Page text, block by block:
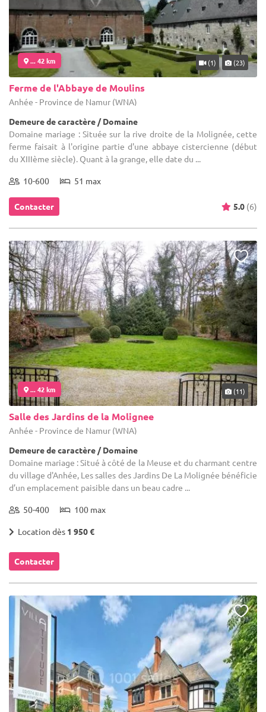
... 42 km (1) (23)
Ferme de l'Abbaye de Moulins
Anhée - Province de Namur (WNA)
Demeure de caractère / Domaine
Domaine mariage : Située sur la rive droite de la Molignée, cette
ferme faisait à l'origine partie d'une abbaye cistercienne (début
du XIIIème siècle). Quant à la grange, elle date du ...
10-600 51 max
Contacter 5.0 (6)
... 42 km (11)
Salle des Jardins de la Molignee
Anhée - Province de Namur (WNA)
Demeure de caractère / Domaine
Domaine mariage : Situé à côté de la Meuse et du charmant centre
du village d'Anhée, Les salles des Jardins De La Molignée bénéficie
d’un emplacement paisible dans un beau cadre ...
50-400 100 max
Location dès 1 950 €
Contacter